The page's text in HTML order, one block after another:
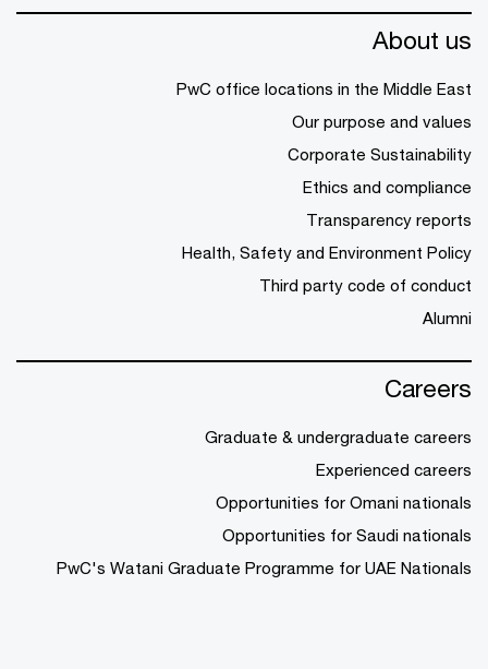
About us
PwC office locations in the Middle East
Our purpose and values
Corporate Sustainability
Ethics and compliance
Transparency reports
Health, Safety and Environment Policy
Third party code of conduct
Alumni
Careers
Graduate & undergraduate careers
Experienced careers
Opportunities for Omani nationals
Opportunities for Saudi nationals
PwC's Watani Graduate Programme for UAE Nationals